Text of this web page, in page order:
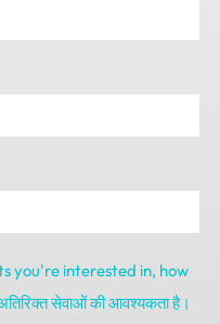
you're interested in, how
सेवाओं की आवश्यकता है।